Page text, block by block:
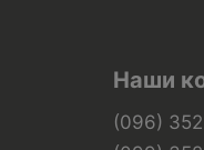
Наши
(096)